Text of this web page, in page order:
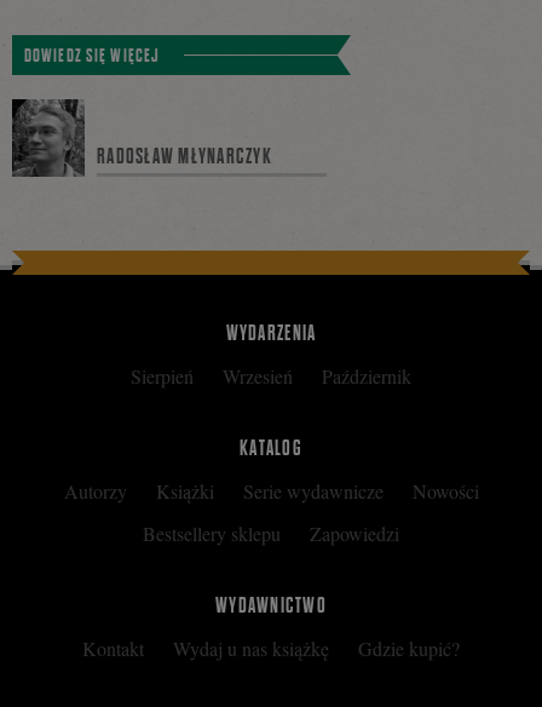
TweetnijPodziel
Facebooku
DOWIEDZ SIĘ WIĘCEJ
RADOSŁAW MŁYNARCZYK
WYDARZENIA
Sierpień Wrzesień Październik
KATALOG
Autorzy Książki Serie wydawnicze
Nowości
Bestsellery sklepu
Zapowiedzi
WYDAWNICTWO
Kontakt Wydaj u nas książkę Gdzie kupić?